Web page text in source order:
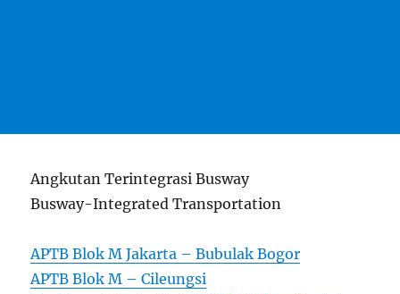
Angkutan Terintegrasi Busway
Busway-Integrated Transportation
APTB Blok M Jakarta – Bubulak Bogor
APTB Blok M – Cileungsi